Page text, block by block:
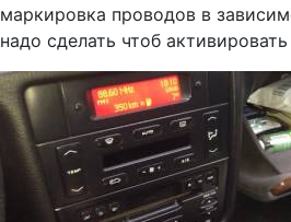
маркировка проводов в
надо сделать чтоб